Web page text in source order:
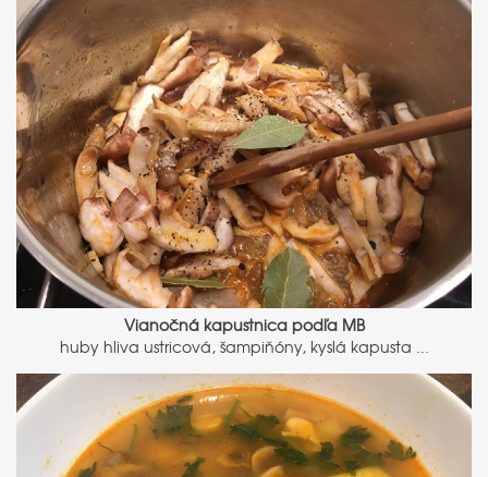
Vianočná kapustnica podľa MB
huby hliva ustricová, šampiňóny, kyslá kapusta ...